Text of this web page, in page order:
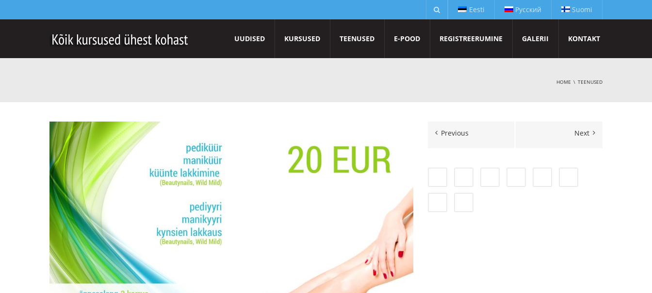
Eesti Русский Suomi
UUDISED KURSUSED TEENUSED E-POOD REGISTREERUMINE GALERII KONTAKT
HOME TEENUSED
Previous Next